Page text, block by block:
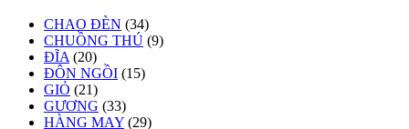
CHAO ĐÈN (34)
CHUỒNG THÚ (9)
ĐĨA (20)
ĐÔN NGỒI (15)
GIỎ (21)
GƯƠNG (33)
HÀNG MAY (29)